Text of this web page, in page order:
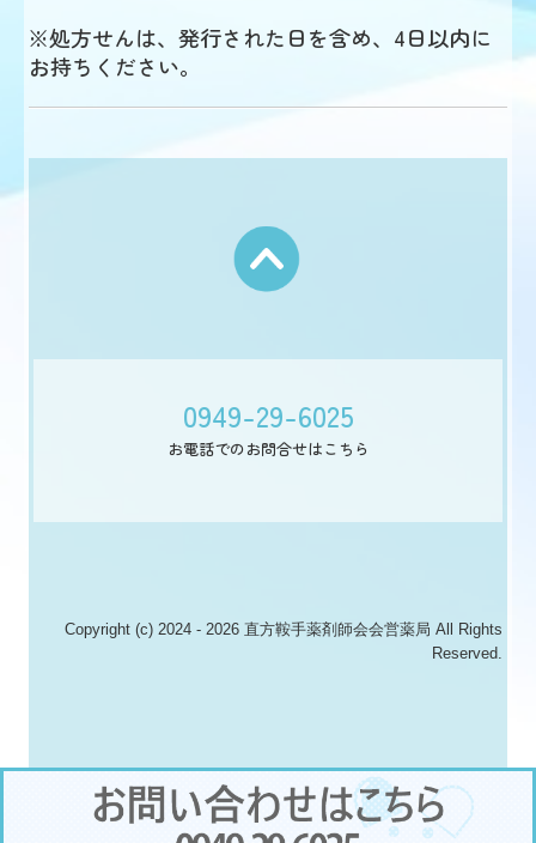
※処方せんは、発行された日を含め、4日以内に
お持ちください。
0949-29-6025
お電話でのお問合せはこちら
Copyright (c) 2024 - 2026 直方鞍手薬剤師会会営薬局 All Rights
Reserved.